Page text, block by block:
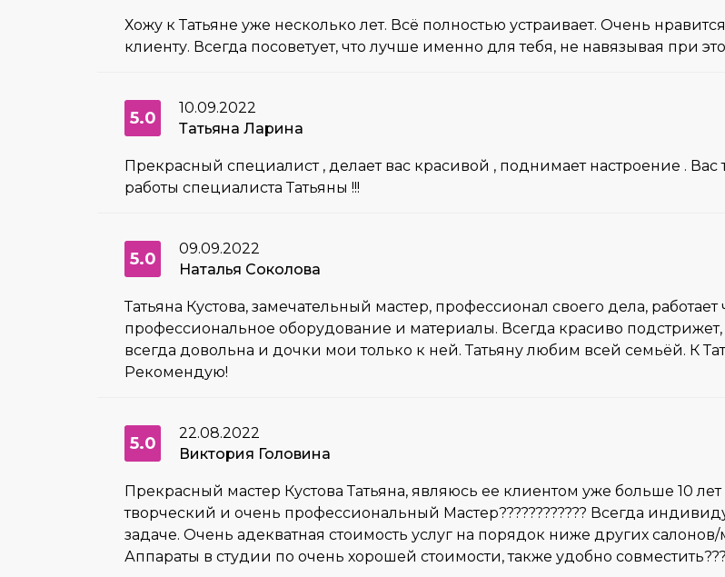
Хожу к Татьяне уже несколько лет. Всё полностью устраивает. Очень
клиенту. Всегда посоветует, что лучше именно для тебя, не навязывая при
5.0
10.09.2022
Татьяна Ларина
Прекрасный специалист , делает вас красивой , поднимает настроение .
работы специалиста Татьяны !!!
5.0
09.09.2022
Наталья Соколова
Татьяна Кустова, замечательный мастер, профессионал своего дела, работает
профессиональное оборудование и материалы. Всегда красиво
всегда довольна и дочки мои только к ней. Татьяну любим всей семьёй. К
Рекомендую!
5.0
22.08.2022
Виктория Головина
Прекрасный мастер Кустова Татьяна, являюсь ее клиентом уже больше 10
творческий и очень профессиональный Мастер????????‍???? Всегда
задаче. Очень адекватная стоимость услуг на порядок ниже других салонов/
Аппараты в студии по очень хорошей стоимости, также удобно